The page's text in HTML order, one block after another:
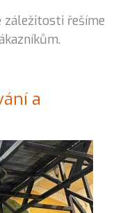
záležitosti řešíme
a